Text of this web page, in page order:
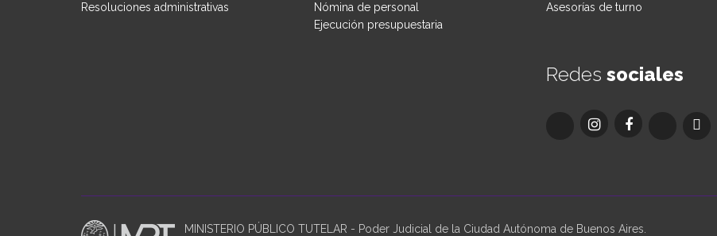
Resoluciones administrativas
Nómina de personal
Ejecución presupuestaria
Asesorías de turno
Redes sociales
MINISTERIO PÚBLICO TUTELAR - Poder Judicial de la Ciudad Autónoma de Buenos Aires.